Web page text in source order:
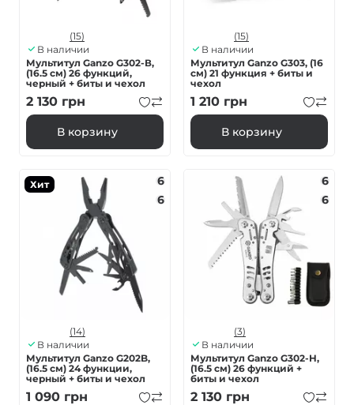
(15)
В наличии
Мультитул Ganzo G302-В,
(16.5 см) 26 функций,
черный + биты и чехол
2 130 грн
В корзину
(15)
В наличии
Мультитул Ganzo G303, (16
см) 21 функция + биты и
чехол
1 210 грн
В корзину
Хит
6
6
(14)
В наличии
Мультитул Ganzo G202B,
(16.5 см) 24 функции,
черный + биты и чехол
1 090 грн
6
6
(3)
В наличии
Мультитул Ganzo G302-H,
(16.5 см) 26 функций +
биты и чехол
2 130 грн